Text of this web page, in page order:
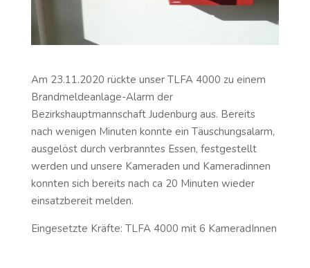
Am 23.11.2020 rückte unser TLFA 4000 zu einem
Brandmeldeanlage-Alarm der
Bezirkshauptmannschaft Judenburg aus. Bereits
nach wenigen Minuten konnte ein Täuschungsalarm,
ausgelöst durch verbranntes Essen, festgestellt
werden und unsere Kameraden und Kameradinnen
konnten sich bereits nach ca 20 Minuten wieder
einsatzbereit melden.
Eingesetzte Kräfte: TLFA 4000 mit 6 KameradInnen